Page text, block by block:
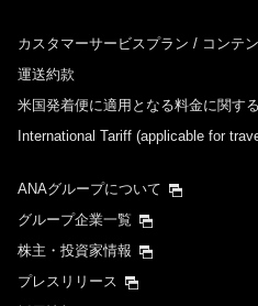
カスタマーサービスプラン / コンテ
運送約款
米国発着便に適用となる料金に関す
International Tariff (applicable for
ANAグループについて
グループ企業一覧
株主・投資家情報
プレスリリース